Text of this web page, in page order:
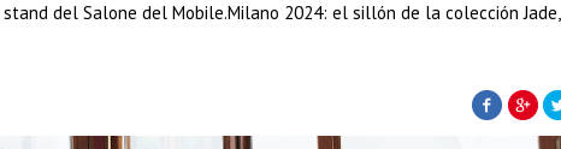
del Salone del Mobile.Milano 2024: el sillón de la colección Jade,